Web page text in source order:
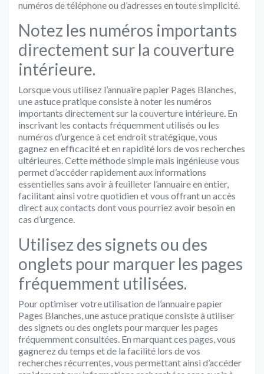
numéros de téléphone ou d’adresses en toute simplicité.
Notez les numéros importants
directement sur la couverture
intérieure.
Lorsque vous utilisez l’annuaire papier Pages Blanches,
une astuce pratique consiste à noter les numéros
importants directement sur la couverture intérieure. En
inscrivant les contacts fréquemment utilisés ou les
numéros d’urgence à cet endroit stratégique, vous
gagnez en efficacité et en rapidité lors de vos recherches
ultérieures. Cette méthode simple mais ingénieuse vous
permet d’accéder rapidement aux informations
essentielles sans avoir à feuilleter l’annuaire en entier,
facilitant ainsi votre quotidien et vous offrant un accès
direct aux contacts dont vous pourriez avoir besoin en
cas d’urgence.
Utilisez des signets ou des
onglets pour marquer les pages
fréquemment utilisées.
Pour optimiser votre utilisation de l’annuaire papier
Pages Blanches, une astuce pratique consiste à utiliser
des signets ou des onglets pour marquer les pages
fréquemment consultées. En marquant ces pages, vous
gagnerez du temps et de la facilité lors de vos
recherches récurrentes, vous permettant ainsi d’accéder